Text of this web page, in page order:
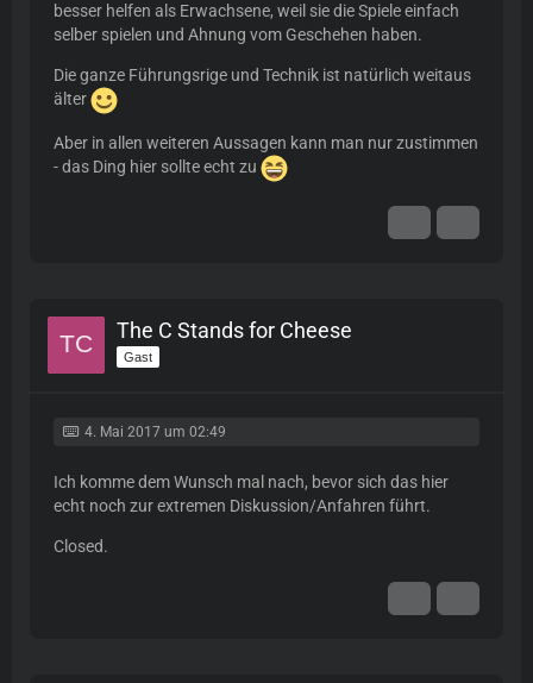
besser helfen als Erwachsene, weil sie die Spiele einfach
selber spielen und Ahnung vom Geschehen haben.
Die ganze Führungsrige und Technik ist natürlich weitaus
älter
Aber in allen weiteren Aussagen kann man nur zustimmen
- das Ding hier sollte echt zu
The C Stands for Cheese
Gast
4. Mai 2017 um 02:49
Ich komme dem Wunsch mal nach, bevor sich das hier
echt noch zur extremen Diskussion/Anfahren führt.
Closed.